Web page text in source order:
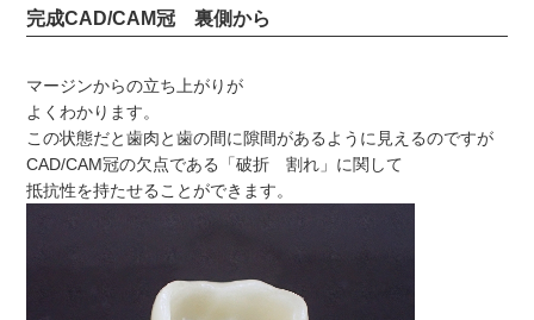
完成CAD/CAM冠 裏側から
マージンからの立ち上がりが
よくわかります。
この状態だと歯肉と歯の間に隙間があるように見えるのですが
CAD/CAM冠の欠点である「破折 割れ」に関して
抵抗性を持たせることができます。